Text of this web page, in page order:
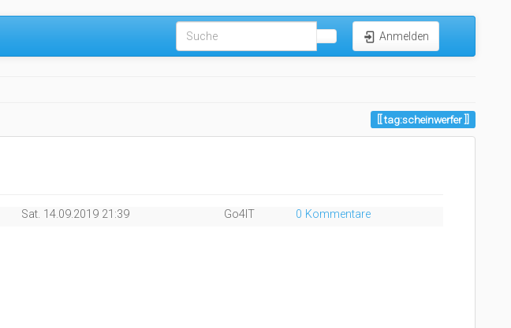
Anmelden
tag:scheinwerfer
Sat. 14.09.2019 21:39 Go4IT 0 Kommentare